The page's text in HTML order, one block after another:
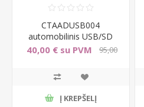
CTAADUSB004
automobilinis USB/SD
adapteris Audi
40,00 € su PVM
95,00
Į KREPŠELĮ